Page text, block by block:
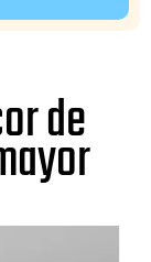
de